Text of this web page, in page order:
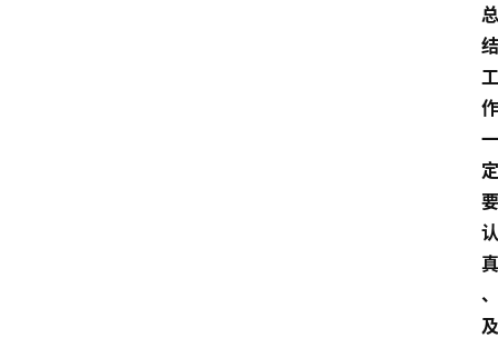
总
结
工
作
一
定
要
认
真
、
及